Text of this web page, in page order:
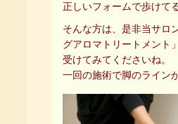
正しいフォームで歩けて
そんな方は、是非当サロ
グアロマトリートメント
受けてみてくださいね。
一回の施術で脚のライン